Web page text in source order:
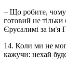
– Що робите, чому
готовий не
Єрусалимі за ім'я
14. Коли ми не
кажучи: нехай